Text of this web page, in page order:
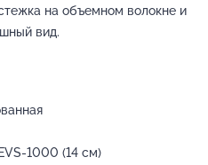
на объемном волокне и
вид.
1000 (14 см)